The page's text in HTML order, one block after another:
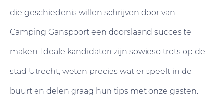
die geschiedenis willen schrijven door van
Camping Ganspoort een doorslaand succes te
maken. Ideale kandidaten zijn sowieso trots op de
stad Utrecht, weten precies wat er speelt in de
buurt en delen graag hun tips met onze gasten.